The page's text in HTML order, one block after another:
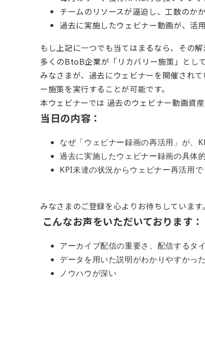
チームのリソースが逼迫し、工数のか
過去に実施したウェビナー動画が、活
もし上記に一つでも当てはまるなら、その
多くのBtoB企業が「リカバリー施策」とし
みなさまが、過去にウェビナーを開催され
ー施策を実行することが可能です。
本ウェビナーでは 過去のウェビナー動画資
当日の内容：
なぜ「ウェビナー録画の再活用」が、
過去に実施したウェビナー録画の具体
KPI未達の状況からウェビナー再活用
みなさまのご登録を心よりお待ちしています。
こんなお声をいただいております：
アーカイブ配信の重要さ、配信するタ
データを用いた説明がわかりやすかった
ノウハウが深い